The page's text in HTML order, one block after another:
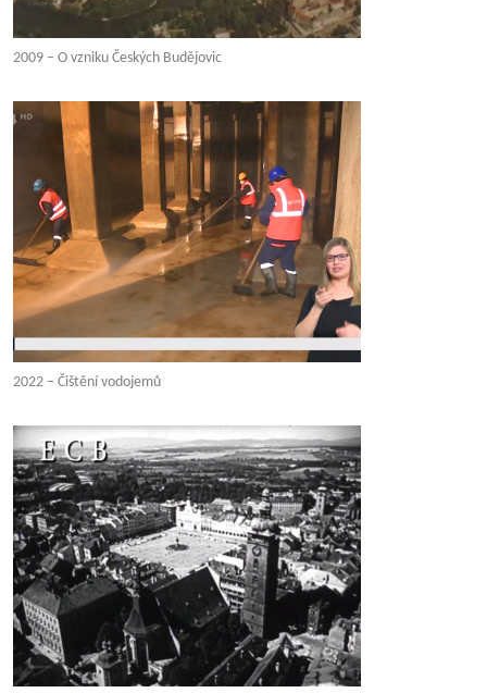
2009 – O vzniku Českých Budějovic
2022 – Čištění vodojemů